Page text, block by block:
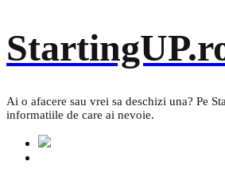
to
content
Ai o afacere sau vrei sa deschizi una? Pe
informatiile de care ai nevoie.